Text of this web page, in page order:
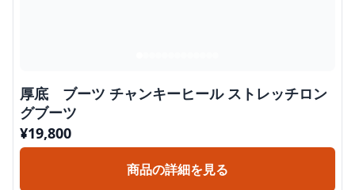
厚底 ブーツ チャンキーヒール ストレッチロン
グブーツ
¥19,800
商品の詳細を見る